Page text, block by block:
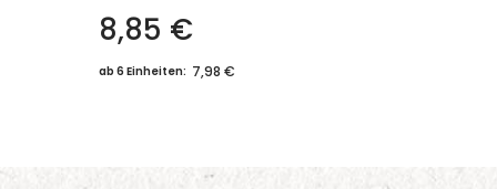
8,85 €
ab 6 Einheiten: 7,98 €